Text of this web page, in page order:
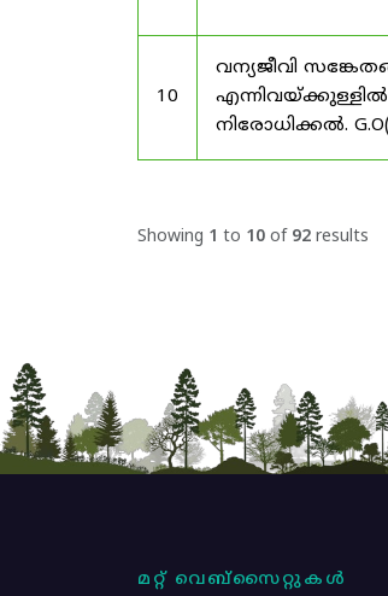
10
വന്യജീവി
എന്നിവയ്ക്കുള്ളിൽ
നിരോധിക്കൽ.
Showing 1 to 10 of 92 results
മറ്റ് വെബ്സൈറ്റുകൾ